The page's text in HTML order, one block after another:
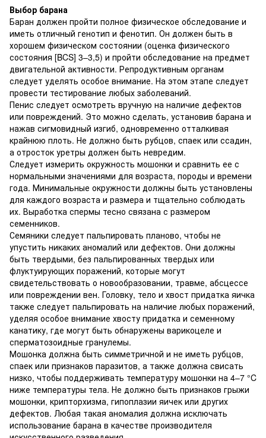
Выбор барана
Баран должен пройти полное физическое обследование и
иметь отличный генотип и фенотип. Он должен быть в
хорошем физическом состоянии (оценка физического
состояния [BCS] 3–3,5) и пройти обследование на предмет
двигательной активности. Репродуктивным органам
следует уделять особое внимание. На этом этапе следует
провести тестирование любых заболеваний.
Пенис следует осмотреть вручную на наличие дефектов
или повреждений. Это можно сделать, установив барана и
нажав сигмовидный изгиб, одновременно отталкивая
крайнюю плоть. Не должно быть рубцов, спаек или ссадин,
а отросток уретры должен быть невредим.
Следует измерить окружность мошонки и сравнить ее с
нормальными значениями для возраста, породы и времени
года. Минимальные окружности должны быть установлены
для каждого возраста и размера и тщательно соблюдать
их. Выработка спермы тесно связана с размером
семенников.
Семяники следует пальпировать планово, чтобы не
упустить никаких аномалий или дефектов. Они должны
быть твердыми, без пальпированных твердых или
флуктуирующих поражений, которые могут
свидетельствовать о новообразовании, травме, абсцессе
или повреждении вен. Головку, тело и хвост придатка яичка
также следует пальпировать на наличие любых поражений,
уделяя особое внимание хвосту придатка и семенному
канатику, где могут быть обнаружены варикоцеле и
сперматозоидные гранулемы.
Мошонка должна быть симметричной и не иметь рубцов,
спаек или признаков паразитов, а также должна свисать
низко, чтобы поддерживать температуру мошонки на 4–7 °C
ниже температуры тела. Не должно быть признаков грыжи
мошонки, крипторхизма, гипоплазии яичек или других
дефектов. Любая такая аномалия должна исключать
использование барана в качестве производителя